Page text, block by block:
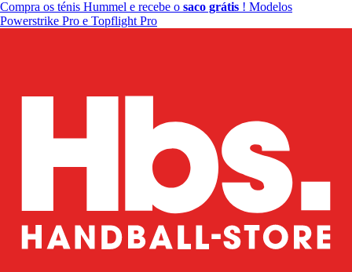
Compra os ténis Hummel e recebe o saco grátis ! Modelos
Powerstrike Pro e Topflight Pro